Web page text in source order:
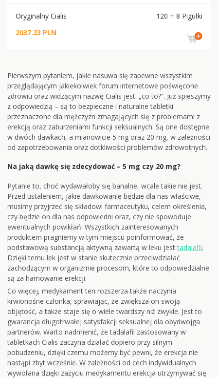
Oryginalny Cialis
120 + 8 Pigułki
2037.23 PLN
Pierwszym pytaniem, jakie nasuwa się zapewne wszystkim
przeglądającym jakiekolwiek forum internetowe poświęcone
zdrowiu oraz widzącym nazwę Cialis jest: „co to?”. Już spieszymy
z odpowiedzią – są to bezpieczne i naturalne tabletki
przeznaczone dla mężczyzn zmagających się z problemami z
erekcją oraz zaburzeniami funkcji seksualnych. Są one dostępne
w dwóch dawkach, a mianowicie 5 mg oraz 20 mg, w zależności
od zapotrzebowania oraz dotkliwości problemów zdrowotnych.
Na jaką dawkę się zdecydować – 5 mg czy 20 mg?
Pytanie to, choć wydawałoby się banalne, wcale takie nie jest.
Przed ustaleniem, jakie dawkowanie będzie dla nas właściwe,
musimy przyjrzeć się składowi farmaceutyku, celem określenia,
czy będzie on dla nas odpowiedni oraz, czy nie spowoduje
ewentualnych powikłań. Wszystkich zainteresowanych
produktem pragniemy w tym miejscu poinformować, że
podstawową substancją aktywną zawartą w leku jesttadalafil.
Dzięki temu lek jest w stanie skutecznie przeciwdziałać
zachodzącym w organizmie procesom, które to odpowiedzialne
są za hamowanie erekcji.
Co więcej, medykament ten rozszerza także naczynia
krwionośne członka, sprawiając, że zwiększa on swoją
objętość, a także staje się o wiele twardszy niż zwykle. Jest to
gwarancja długotrwałej satysfakcji seksualnej dla obydwojga
partnerów. Warto nadmienić, że tadalafil zastosowany w
tabletkach Cialis zaczyna działać dopiero przy silnym
pobudzeniu, dzięki czemu możemy być pewni, że erekcja nie
nastąpi zbyt wcześnie. W zależności od cech indywidualnych
wywołana dzięki zażyciu medykamentu erekcja utrzymywać się